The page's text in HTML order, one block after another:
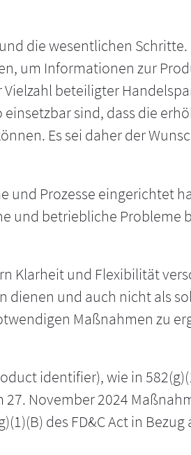
die wesentlichen
um Informationen zur
beteiligter
sind, dass die
Es sei daher der
und Prozesse eingerichtet
und betriebliche Probleme
Klarheit und Flexibilität
und auch nicht als
Maßnahmen zu
identifier), wie in
November 2024
des FD&C Act in